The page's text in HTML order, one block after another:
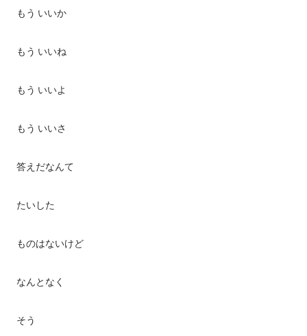
もう いいか
もう いいね
もう いいよ
もう いいさ
答えだなんて
たいした
ものはないけど
なんとなく
そう